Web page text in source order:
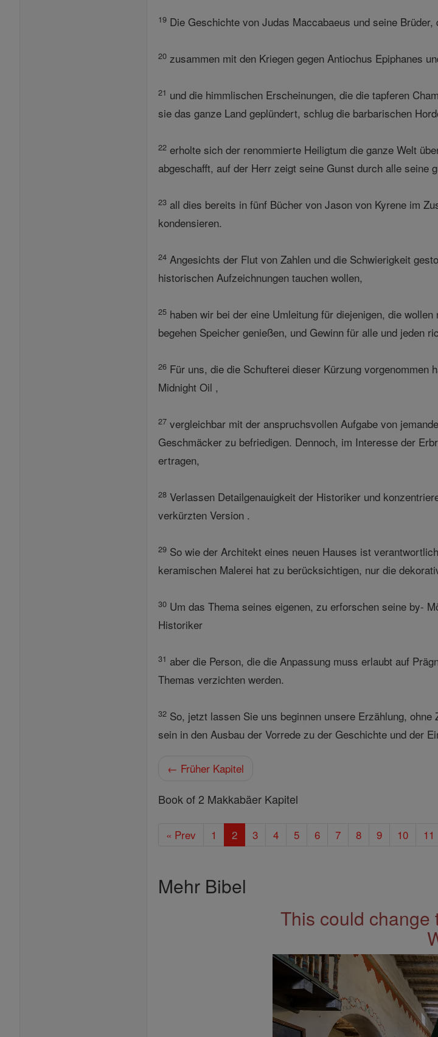
19 Die Geschichte von Judas Maccabaeus und seine
20 zusammen mit den Kriegen gegen Antiochus Epiphanes
21 und die himmlischen Erscheinungen, die die tapferen
sie das ganze Land geplündert, schlug die barbarischen
22 erholte sich der renommierte Heiligtum die ganze Welt
abgeschafft, auf der Herr zeigt seine Gunst durch alle seine
23 all dies bereits in fünf Bücher von Jason von Kyrene im
kondensieren.
24 Angesichts der Flut von Zahlen und die Schwierigkeit
historischen Aufzeichnungen tauchen wollen,
25 haben wir bei der eine Umleitung für diejenigen, die
begehen Speicher genießen, und Gewinn für alle und jeden
26 Für uns, die die Schufterei dieser Kürzung vorgenommen
Midnight Oil ,
27 vergleichbar mit der anspruchsvollen Aufgabe von
Geschmäcker zu befriedigen. Dennoch, im Interesse der
ertragen,
28 Verlassen Detailgenauigkeit der Historiker und
verkürzten Version .
29 So wie der Architekt eines neuen Hauses ist
keramischen Malerei hat zu berücksichtigen, nur die
30 Um das Thema seines eigenen, zu erforschen seine by-
Historiker
31 aber die Person, die die Anpassung muss erlaubt auf
Themas verzichten werden.
32 So, jetzt lassen Sie uns beginnen unsere Erzählung,
sein in den Ausbau der Vorrede zu der Geschichte und der
← Früher Kapitel
Book of 2 Makkabäer Kapitel
« Prev 1 2 3 4 5 6 7 8 9 10 11
Mehr Bibel
This could change